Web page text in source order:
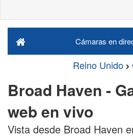
Cámaras en
Reino Unido
Broad Haven -
web en vivo
Vista desde Broad Haven